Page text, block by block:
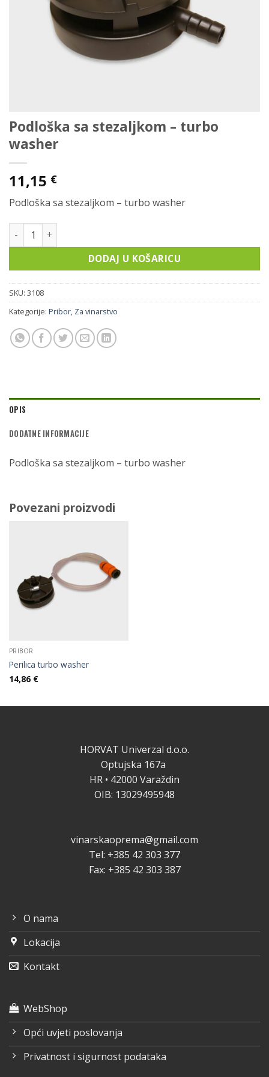
Podloška sa stezaljkom – turbo
washer
11,15 €
Podloška sa stezaljkom – turbo washer
Podloška sa stezaljkom - turbo washer količina
DODAJ U KOŠARICU
SKU: 3108
Kategorije: Pribor, Za vinarstvo
OPIS
DODATNE INFORMACIJE
Podloška sa stezaljkom – turbo washer
Povezani proizvodi
PRIBOR
Perilica turbo washer
14,86 €
HORVAT Univerzal d.o.o.
Optujska 167a
HR • 42000 Varaždin
OIB: 13029495948
vinarskaoprema@gmail.com
Tel: +385 42 303 377
Fax: +385 42 303 387
O nama
Lokacija
Kontakt
WebShop
Opći uvjeti poslovanja
Privatnost i sigurnost podataka